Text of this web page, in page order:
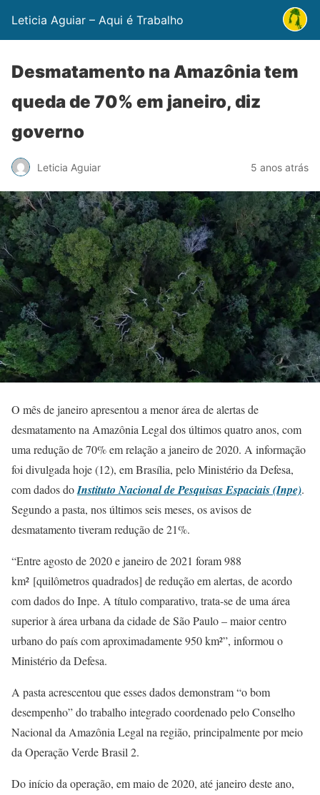
Leticia Aguiar – Aqui é Trabalho
Desmatamento na Amazônia tem
queda de 70% em janeiro, diz
governo
Leticia Aguiar 5 anos atrás
O mês de janeiro apresentou a menor área de alertas de
desmatamento na Amazônia Legal dos últimos quatro anos, com
uma redução de 70% em relação a janeiro de 2020. A informação
foi divulgada hoje (12), em Brasília, pelo Ministério da Defesa,
com dados doInstituto Nacional de Pesquisas Espaciais (Inpe).
Segundo a pasta, nos últimos seis meses, os avisos de
desmatamento tiveram redução de 21%.
“Entre agosto de 2020 e janeiro de 2021 foram 988
km² [quilômetros quadrados] de redução em alertas, de acordo
com dados do Inpe. A título comparativo, trata-se de uma área
superior à área urbana da cidade de São Paulo – maior centro
urbano do país com aproximadamente 950 km²”, informou o
Ministério da Defesa.
A pasta acrescentou que esses dados demonstram “o bom
desempenho” do trabalho integrado coordenado pelo Conselho
Nacional da Amazônia Legal na região, principalmente por meio
da Operação Verde Brasil 2.
Do início da operação, em maio de 2020, até janeiro deste ano,